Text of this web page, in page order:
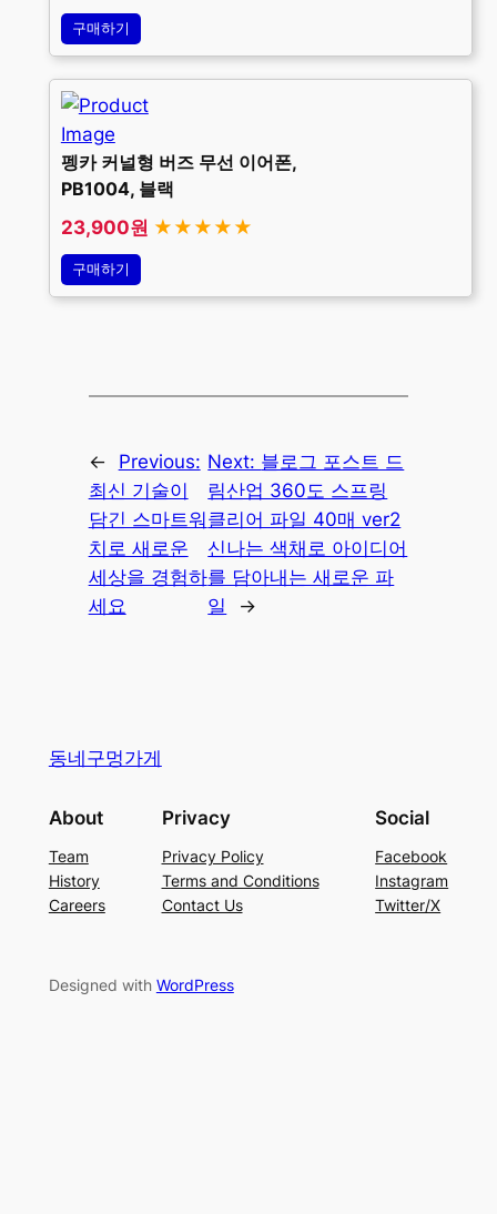
구매하기
펭카 커널형 버즈 무선 이어폰,
PB1004, 블랙
23,900원 ★★★★★
구매하기
←
Previous:
최신 기술이
담긴 스마트워
치로 새로운
세상을 경험하
세요
Next: 블로그 포스트 드
림산업 360도 스프링
클리어 파일 40매 ver2
신나는 색채로 아이디어
를 담아내는 새로운 파
일
→
동네구멍가게
About
Team
History
Careers
Privacy
Privacy Policy
Terms and Conditions
Contact Us
Social
Facebook
Instagram
Twitter/X
Designed with WordPress